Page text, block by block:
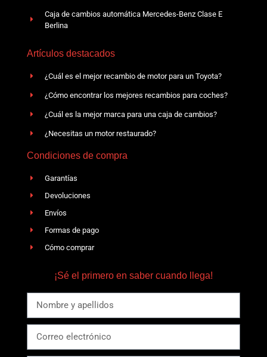
Caja de cambios automática Mercedes-Benz Clase E
Berlina
Artículos destacados
¿Cuál es el mejor recambio de motor para un Toyota?
¿Cómo encontrar los mejores recambios para coches?
¿Cuál es la mejor marca para una caja de cambios?
¿Necesitas un motor restaurado?
Condiciones de compra
Garantías
Devoluciones
Envíos
Formas de pago
Cómo comprar
¡Sé el primero en saber cuando llega!